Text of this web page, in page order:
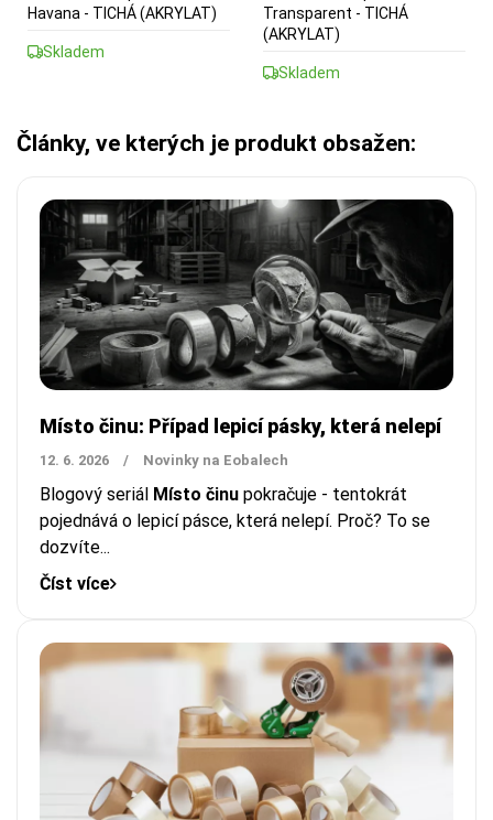
Havana - TICHÁ (AKRYLAT)
Skladem
Transparent - TICHÁ
(AKRYLAT)
Skladem
Články, ve kterých je produkt obsažen:
Místo činu: Případ lepicí pásky, která nelepí
12. 6. 2026 / Novinky na Eobalech
Blogový seriál Místo činu pokračuje - tentokrát
pojednává o lepicí pásce, která nelepí. Proč? To se
dozvíte...
Číst více